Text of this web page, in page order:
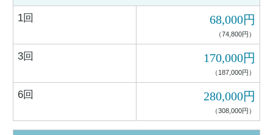
1回 68,000円
（74,800円）
3回 170,000円
（187,000円）
6回 280,000円
（308,000円）